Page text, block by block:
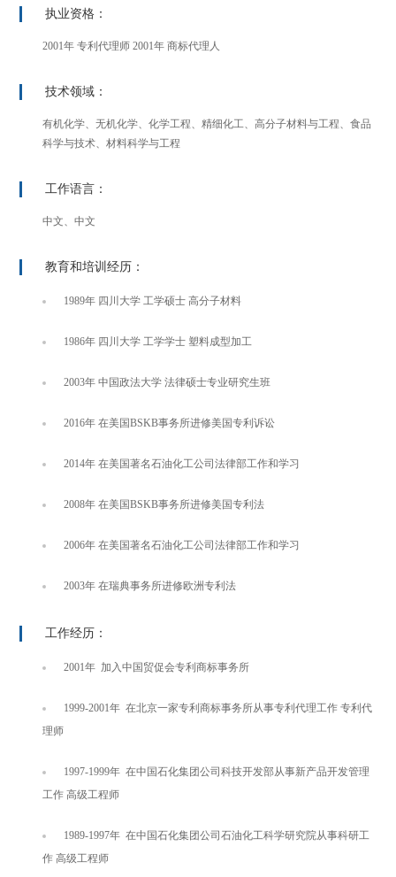
执业资格：
2001年 专利代理师 2001年 商标代理人
技术领域：
有机化学、无机化学、化学工程、精细化工、高分子材料与工程、食品
科学与技术、材料科学与工程
工作语言：
中文、中文
教育和培训经历：
1989年 四川大学 工学硕士 高分子材料
1986年 四川大学 工学学士 塑料成型加工
2003年 中国政法大学 法律硕士专业研究生班
2016年 在美国BSKB事务所进修美国专利诉讼
2014年 在美国著名石油化工公司法律部工作和学习
2008年 在美国BSKB事务所进修美国专利法
2006年 在美国著名石油化工公司法律部工作和学习
2003年 在瑞典事务所进修欧洲专利法
工作经历：
2001年 加入中国贸促会专利商标事务所
1999-2001年 在北京一家专利商标事务所从事专利代理工作 专利代
理师
1997-1999年 在中国石化集团公司科技开发部从事新产品开发管理
工作 高级工程师
1989-1997年 在中国石化集团公司石油化工科学研究院从事科研工
作 高级工程师